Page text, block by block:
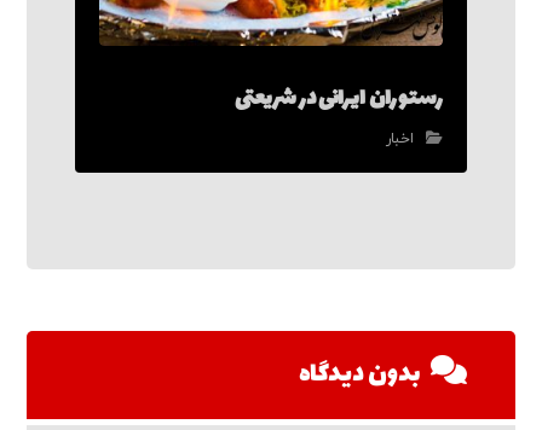
رستوران ایرانی در شریعتی
اخبار
بدون دیدگاه